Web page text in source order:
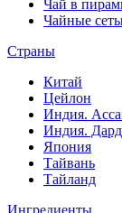
Чай в
Чайные
Страны
Китай
Цейлон
Индия.
Индия.
Япония
Тайвань
Тайланд
Ингредиенты